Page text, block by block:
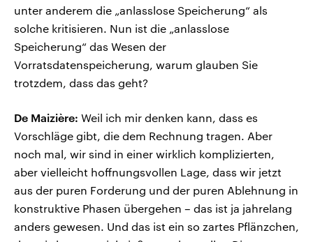
unter anderem die „anlasslose Speicherung“ als
solche kritisieren. Nun ist die „anlasslose
Speicherung“ das Wesen der
Vorratsdatenspeicherung, warum glauben Sie
trotzdem, dass das geht?
De Maizière: Weil ich mir denken kann, dass es
Vorschläge gibt, die dem Rechnung tragen. Aber
noch mal, wir sind in einer wirklich komplizierten,
aber vielleicht hoffnungsvollen Lage, dass wir jetzt
aus der puren Forderung und der puren Ablehnung in
konstruktive Phasen übergehen – das ist ja jahrelang
anders gewesen. Und das ist ein so zartes Pflänzchen,